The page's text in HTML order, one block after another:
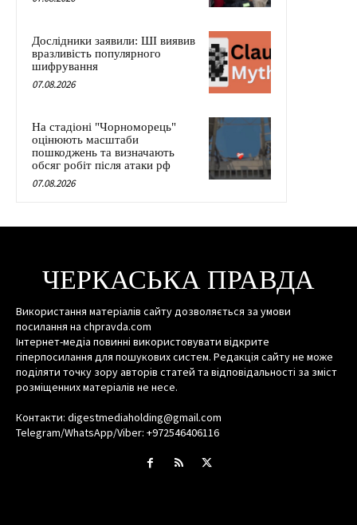
Дослідники заявили: ШІ виявив
вразливість популярного
шифрування
07.08.2026
На стадіоні "Чорноморець"
оцінюють масштаби
пошкоджень та визначають
обсяг робіт після атаки рф
07.08.2026
ЧЕРКАСЬКА ПРАВДА
Використання матеріалів сайту дозволяється за умови
посилання на chpravda.com
Інтернет-медіа повинні використовувати відкрите
гіперпосилання для пошукових систем. Редакція сайту не може
поділяти точку зору авторів статей та відповідальності за зміст
розміщенних матеріалів не несе.
Контакти: digestmediaholding@gmail.com
Telegram/WhatsApp/Viber: +972546406116